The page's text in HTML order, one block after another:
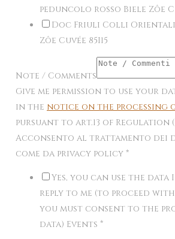
peduncolo rosso Biele Zôe
Doc Friuli Colli
Zôe Cuvée 85I15
Note / Comments
Give me permission to use your
in the notice on the processing
pursuant to art.13 of Regulation
Acconsento al trattamento dei
come da privacy policy *
Yes, you can use the data
reply to me (to proceed
you must consent to the
data) Events *